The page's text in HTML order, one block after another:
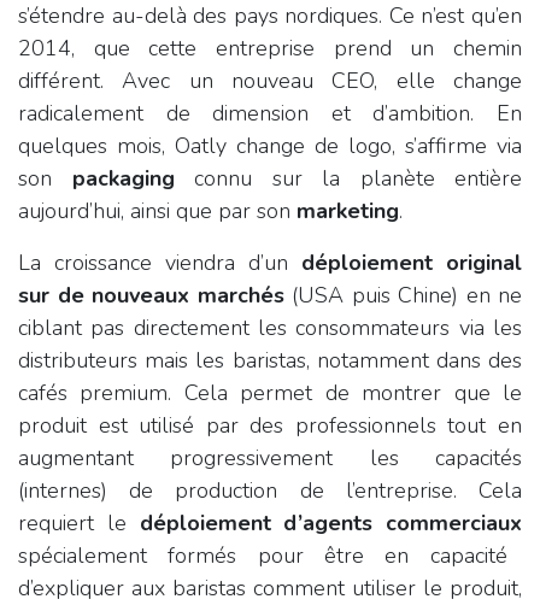
s’étendre au-delà des pays nordiques. Ce n’est qu’en
2014, que cette entreprise prend un chemin
différent. Avec un nouveau CEO, elle change
radicalement de dimension et d’ambition. En
quelques mois, Oatly change de logo, s’affirme via
son packaging connu sur la planète entière
aujourd’hui, ainsi que par son marketing.
La croissance viendra d’un déploiement original
sur de nouveaux marchés(USA puis Chine) en ne
ciblant pas directement les consommateurs via les
distributeurs mais les baristas, notamment dans des
cafés premium. Cela permet de montrer que le
produit est utilisé par des professionnels tout en
augmentant progressivement les capacités
(internes) de production de l’entreprise. Cela
requiert le déploiement d’agents commerciaux
spécialement formés pour être en capacité
d’expliquer aux baristas comment utiliser le produit,